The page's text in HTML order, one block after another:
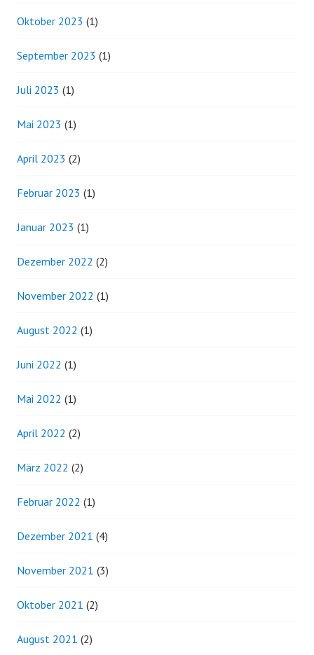
Oktober 2023 (1)
September 2023 (1)
Juli 2023 (1)
Mai 2023 (1)
April 2023 (2)
Februar 2023 (1)
Januar 2023 (1)
Dezember 2022 (2)
November 2022 (1)
August 2022 (1)
Juni 2022 (1)
Mai 2022 (1)
April 2022 (2)
März 2022 (2)
Februar 2022 (1)
Dezember 2021 (4)
November 2021 (3)
Oktober 2021 (2)
August 2021 (2)